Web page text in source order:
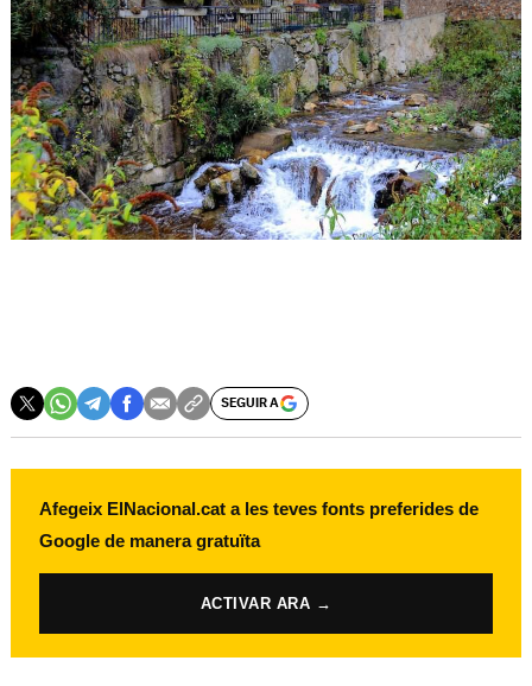
SEGUIR A
Afegeix ElNacional.cat a les teves fonts preferides de
Google de manera gratuïta
ACTIVAR ARA →